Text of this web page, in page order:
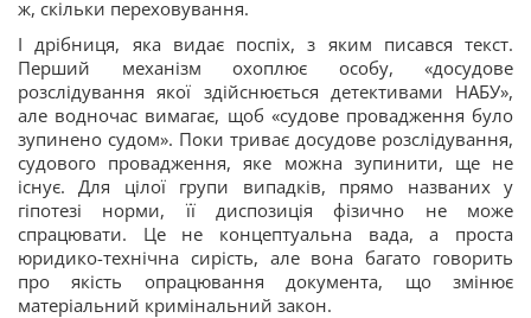
ж, скільки переховування.
І дрібниця, яка видає поспіх, з яким писався текст.
Перший механізм охоплює особу, «досудове
розслідування якої здійснюється детективами НАБУ»,
але водночас вимагає, щоб «судове провадження було
зупинено судом». Поки триває досудове розслідування,
судового провадження, яке можна зупинити, ще не
існує. Для цілої групи випадків, прямо названих у
гіпотезі норми, її диспозиція фізично не може
спрацювати. Це не концептуальна вада, а проста
юридико-технічна сирість, але вона багато говорить
про якість опрацювання документа, що змінює
матеріальний кримінальний закон.